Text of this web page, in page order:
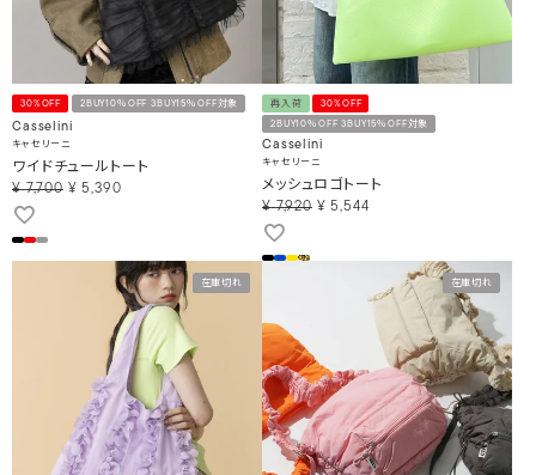
30%OFF 2BUY10％OFF 3BUY15％OFF対象
Casselini
キャセリーニ
ワイドチュールトート
¥ 7,700 ¥ 5,390
再入荷 30%OFF
2BUY10％OFF 3BUY15％OFF対象
Casselini
キャセリーニ
メッシュロゴトート
¥ 7,920 ¥ 5,544
在庫切れ 在庫切れ